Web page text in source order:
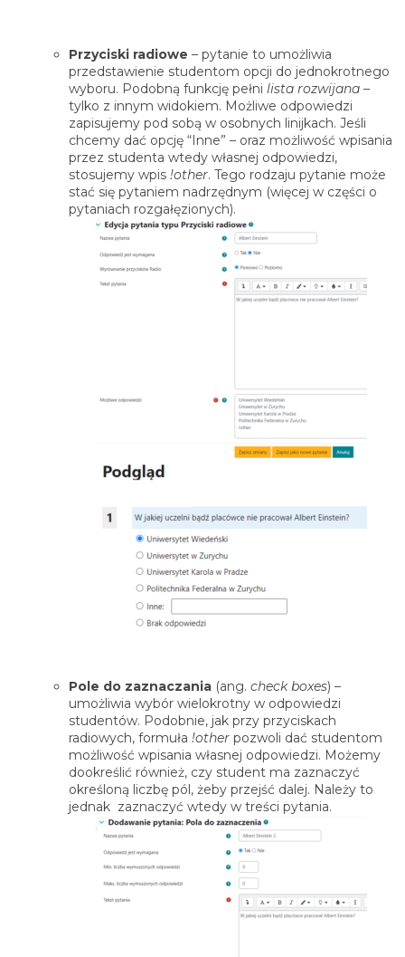
Przyciski radiowe – pytanie to umożliwia
przedstawienie studentom opcji do jednokrotnego
wyboru. Podobną funkcję pełni lista rozwijana –
tylko z innym widokiem. Możliwe odpowiedzi
zapisujemy pod sobą w osobnych linijkach. Jeśli
chcemy dać opcję “Inne” – oraz możliwość wpisania
przez studenta wtedy własnej odpowiedzi,
stosujemy wpis !other. Tego rodzaju pytanie może
stać się pytaniem nadrzędnym (więcej w części o
pytaniach rozgałęzionych).
Pole do zaznaczania (ang. check boxes) –
umożliwia wybór wielokrotny w odpowiedzi
studentów. Podobnie, jak przy przyciskach
radiowych, formuła !other pozwoli dać studentom
możliwość wpisania własnej odpowiedzi. Możemy
dookreślić również, czy student ma zaznaczyć
określoną liczbę pól, żeby przejść dalej. Należy to
jednak zaznaczyć wtedy w treści pytania.